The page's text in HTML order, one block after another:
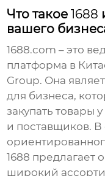
Что такое1688
вашего
1688.com – это
платформа в
Group. Она
для бизнеса,
закупать товары
и поставщиков. В
1688 предлагает
широкий